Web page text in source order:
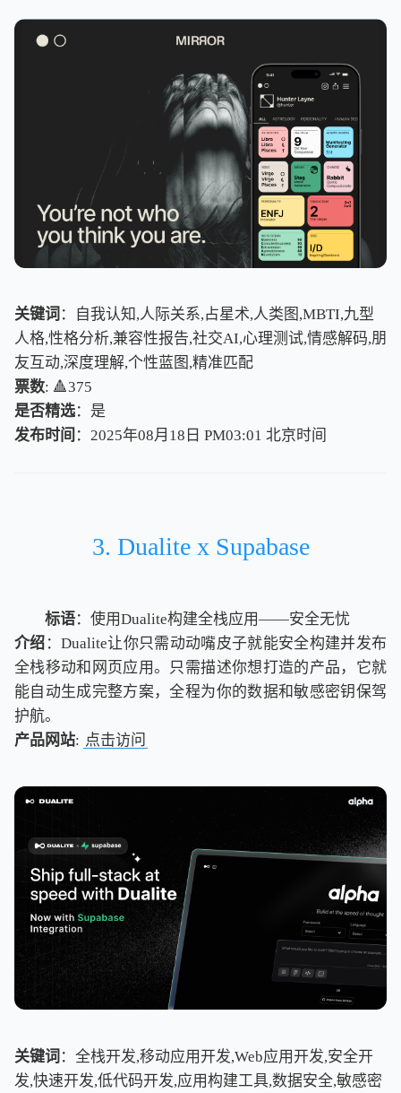
关键词 ：自我认知,人际关系,占星术,人类图,MBTI,九型
人格,性格分析,兼容性报告,社交AI,心理测试,情感解码,朋
友互动,深度理解,个性蓝图,精准匹配
票数: 🔺375
是否精选：是
发布时间 ：2025年08月18日 PM03:01 北京时间
北京时间
3. Dualite x Supabase
标语：使用Dualite构建全栈应用——安全无忧
介绍 ：Dualite让你只需动动嘴皮子就能安全构建并发布
全栈移动和网页应用。只需描述你想打造的产品，它就
能自动生成完整方案，全程为你的数据和敏感密钥保驾
护航。
产品网站: 点击访问
关键词 ：全栈开发,移动应用开发,Web应用开发,安全开
发,快速开发,低代码开发,应用构建工具,数据安全,敏感密